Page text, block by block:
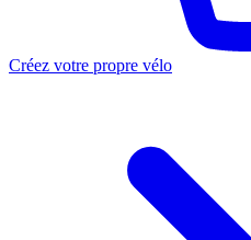
Créez votre propre vélo